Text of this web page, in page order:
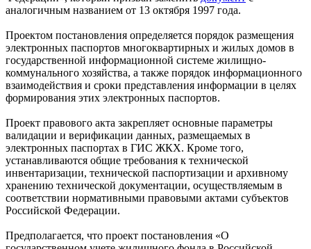
аналогичным названием от 13 октября 1997 года.
Проектом постановления определяется порядок размещения
электронных паспортов многоквартирных и жилых домов в
государственной информационной системе жилищно-
коммунального хозяйства, а также порядок информационного
взаимодействия и сроки представления информации в целях
формирования этих электронных паспортов.
Проект правового акта закрепляет основные параметры
валидации и верификации данных, размещаемых в
электронных паспортах в ГИС ЖКХ. Кроме того,
устанавливаются общие требования к технической
инвентаризации, технической паспортизации и архивному
хранению технической документации, осуществляемым в
соответствии нормативными правовыми актами субъектов
Российской Федерации.
Предполагается, что проект постановления «О